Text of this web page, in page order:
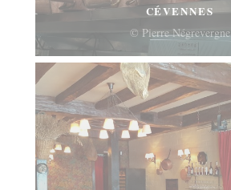
CÉVENNES
© Pierre Négrevergne